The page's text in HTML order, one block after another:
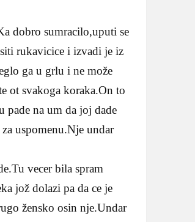
dobro sumracilo,uputi se
rukavicice i izvadi je iz
ga u grlu i ne može
ot svakoga koraka.On to
pade na um da joj dade
uspomenu.Nje undar
vecer bila spram
jož dolazi pa da ce je
žensko osin nje.Undar